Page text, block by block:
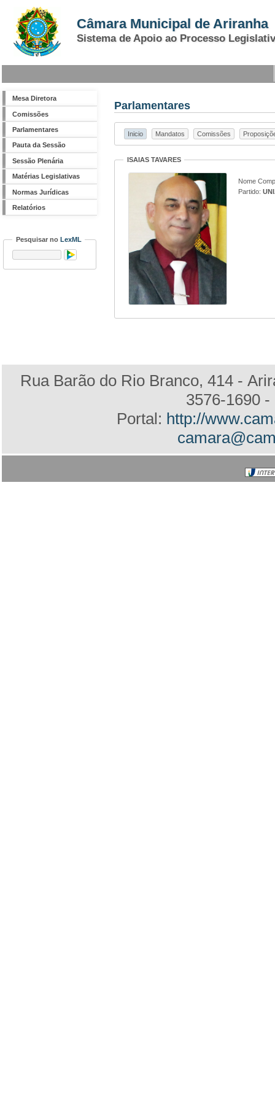
Câmara Municipal de Ariranha
Sistema de Apoio ao Processo
Mesa Diretora
Comissões
Parlamentares
Pauta da Sessão
Sessão Plenária
Matérias Legislativas
Normas Jurídicas
Relatórios
Pesquisar no LexML
Parlamentares
Inicio Mandatos Comissões
ISAIAS TAVARES
Nome
Partido:
Rua Barão do Rio Branco, 414 -
3576-1690
Portal: http://